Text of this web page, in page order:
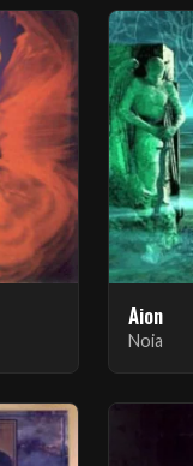
Aion
Noia